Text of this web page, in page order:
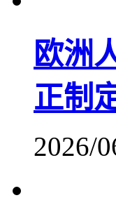
欧洲
正制
2026/